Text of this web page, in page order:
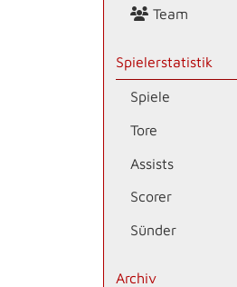
Team
Spielerstatistik
Spiele
Tore
Assists
Scorer
Sünder
Archiv